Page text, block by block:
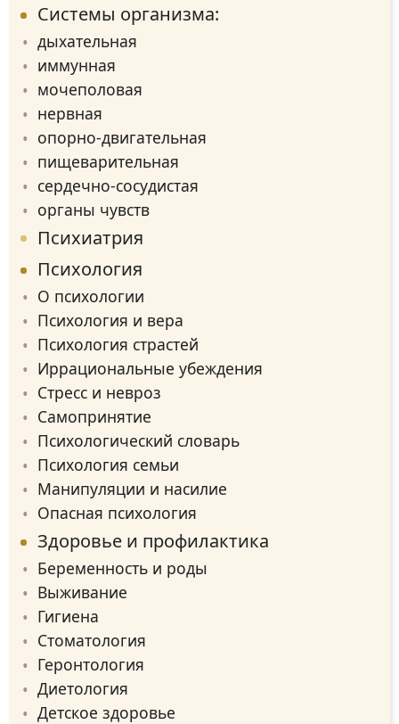
Системы организма:
дыхательная
иммунная
мочеполовая
нервная
опорно-двигательная
пищеварительная
сердечно-сосудистая
органы чувств
Психиатрия
Психология
О психологии
Психология и вера
Психология страстей
Иррациональные убеждения
Стресс и невроз
Самопринятие
Психологический словарь
Психология семьи
Манипуляции и насилие
Опасная психология
Здоровье и профилактика
Беременность и роды
Выживание
Гигиена
Стоматология
Геронтология
Диетология
Детское здоровье